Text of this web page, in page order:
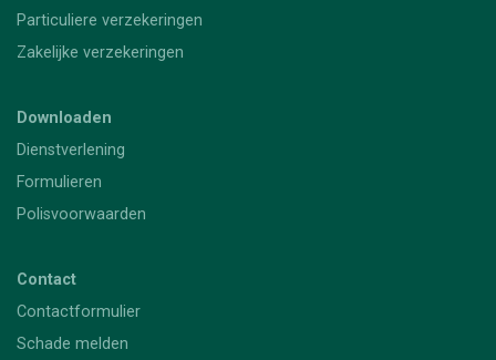
Particuliere verzekeringen
Zakelijke verzekeringen
Downloaden
Dienstverlening
Formulieren
Polisvoorwaarden
Contact
Contactformulier
Schade melden